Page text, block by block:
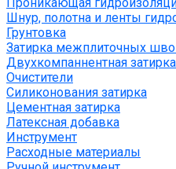
Шнур, полотна и ленты
Грунтовка
Затирка межплиточных
Двухкомпаннентная
Очистители
Силиконования затирка
Цементная затирка
Латексная добавка
Инструмент
Расходные материалы